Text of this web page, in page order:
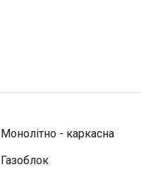
Монолітно - каркасна
Газоблок